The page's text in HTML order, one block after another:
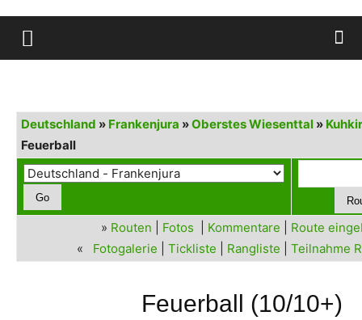
Deutschland » Frankenjura »Oberstes Wiesenttal »
Feuerball
» Routen Fotos Kommentare
Route
« Fotogalerie Tickliste Rangliste Teilnahme
Feuerball (10/10+)